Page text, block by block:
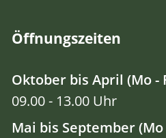
Öffnungszeiten
Oktober bis April (Mo -
09.00 - 13.00 Uhr
Mai bis September (Mo